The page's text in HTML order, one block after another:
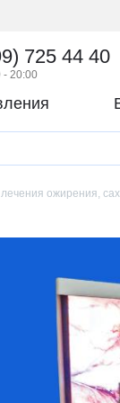
725 44 40
- 20:00
ожирения,